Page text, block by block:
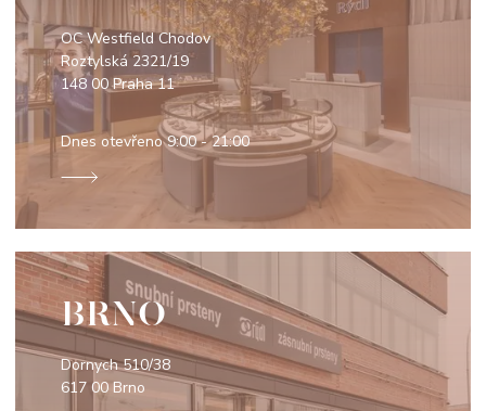
OC Westfield Chodov
Roztylská 2321/19
148 00 Praha 11
Dnes otevřeno9:00 - 21:00
BRNO
Dornych 510/38
617 00 Brno